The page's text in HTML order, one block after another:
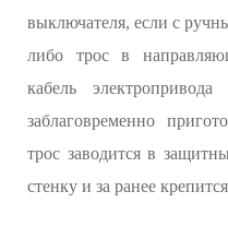
выключателя, если с
либо трос в
кабель
заблаговременно
трос заводится в
стенку и за ранее